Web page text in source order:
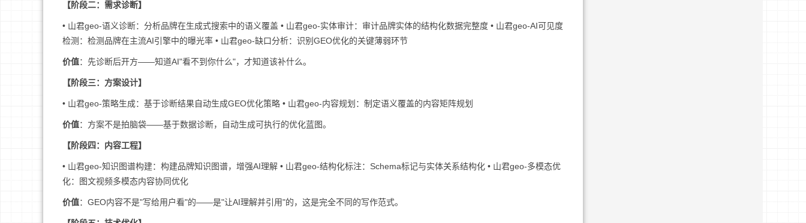
【阶段二：需求诊断】
• 山君geo-语义诊断：分析品牌在生成式搜索中的语义覆盖 • 山君geo-实体审计：审计品牌实体的结构化数据完整度 • 山君geo-AI可见度
检测：检测品牌在主流AI引擎中的曝光率 • 山君geo-缺口分析：识别GEO优化的关键薄弱环节
价值：先诊断后开方——知道AI"看不到你什么"，才知道该补什么。
【阶段三：方案设计】
• 山君geo-策略生成：基于诊断结果自动生成GEO优化策略 • 山君geo-内容规划：制定语义覆盖的内容矩阵规划
价值：方案不是拍脑袋——基于数据诊断，自动生成可执行的优化蓝图。
【阶段四：内容工程】
• 山君geo-知识图谱构建：构建品牌知识图谱，增强AI理解 • 山君geo-结构化标注：Schema标记与实体关系结构化 • 山君geo-多模态优
化：图文视频多模态内容协同优化
价值：GEO内容不是"写给用户看"的——是"让AI理解并引用"的，这是完全不同的写作范式。